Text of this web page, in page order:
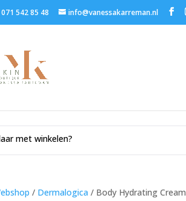
071 542 85 48 info@vanessakarreman.nl
met winkelen?
/ Dermalogica / Body Hydrating Cream